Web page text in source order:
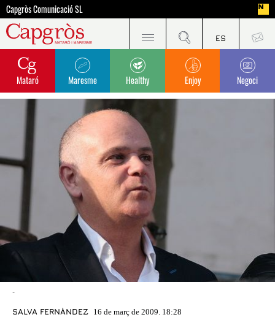
Capgròs Comunicació SL
Mataró Maresme Healthy Enjoy Negoci
-
SALVA FERNÀNDEZ 16 de març de 2009. 18:28